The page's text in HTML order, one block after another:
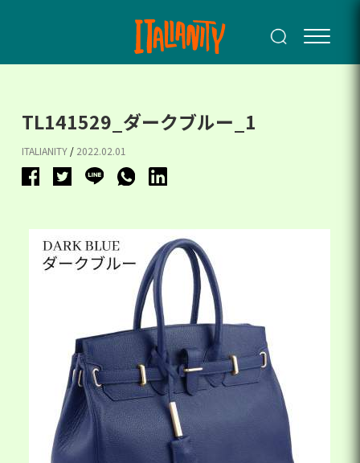
TL141529_ダークブルー_1
ITALIANITY / 2022.02.01